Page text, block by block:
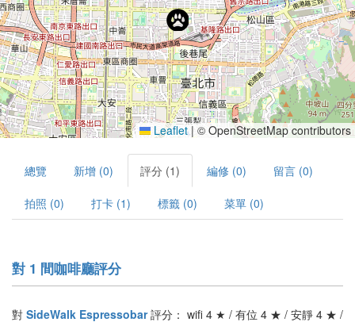
Leaflet | © OpenStreetMap contributors
總覽 新增 (0) 評分 (1) 編修 (0) 留言 (0)
拍照 (0) 打卡 (1) 標籤 (0) 菜單 (0)
對 1 間咖啡廳評分
對 SideWalk Espressobar評分： wifi 4 ★ / 有位 4 ★ / 安靜 4 ★ /